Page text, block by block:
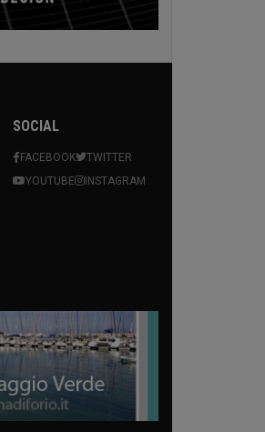
SOCIAL
FACEBOOK
TWITTER
YOUTUBE
INSTAGRAM